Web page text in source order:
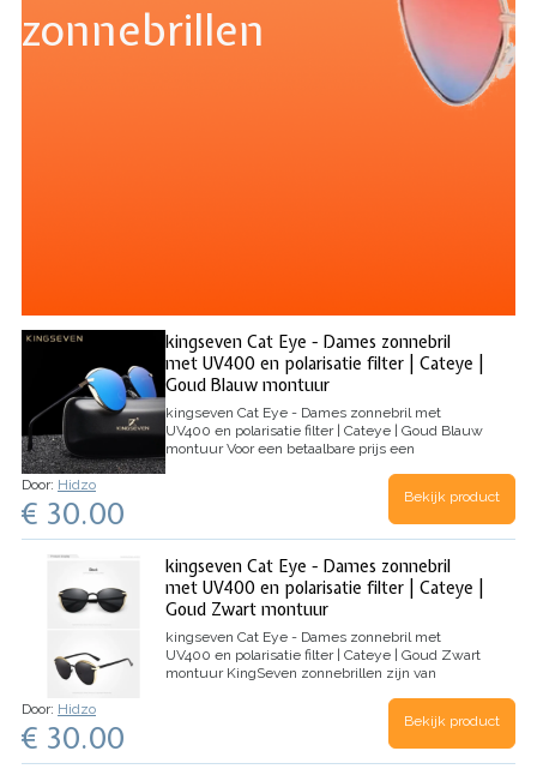
zonnebrillen
kingseven Cat Eye - Dames zonnebril
met UV400 en polarisatie filter | Cateye |
Goud Blauw montuur
kingseven Cat Eye - Dames zonnebril met
UV400 en polarisatie filter | Cateye | Goud Blauw
montuur Voor een betaalbare prijs een
zonnebril! Deze Cat Eye zonnebril van
KingSeven ziet er niet alleen fantastisch uit,
Door: Hidzo
€ 30.00 Bekijk product
kingseven Cat Eye - Dames zonnebril
met UV400 en polarisatie filter | Cateye |
Goud Zwart montuur
kingseven Cat Eye - Dames zonnebril met
UV400 en polarisatie filter | Cateye | Goud Zwart
montuur KingSeven zonnebrillen zijn van
Cat Eye zonnebril! Naast
dat deze zonnebril er fantastisch uitziet,
Door: Hidzo
€ 30.00 Bekijk product